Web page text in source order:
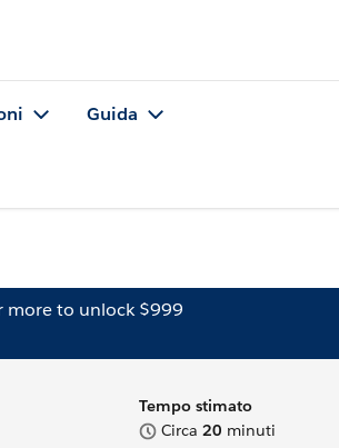
Guida
more to unlock $999
Tempo stimato
Circa 20 minuti